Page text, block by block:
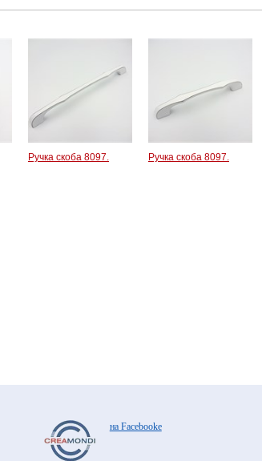
Ручка скоба 8097. Ручка скоба 8097.
на Facebooke